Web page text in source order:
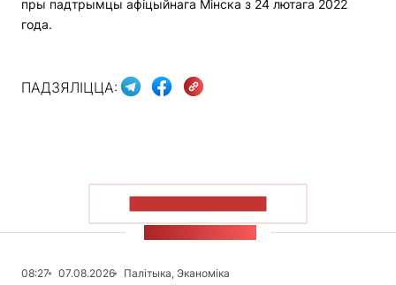
пры падтрымцы афіцыйнага Мінска з 24 лютага 2022
года.
ПАДЗЯЛІЦЦА:
08:27 07.08.2026 Палітыка, Эканоміка